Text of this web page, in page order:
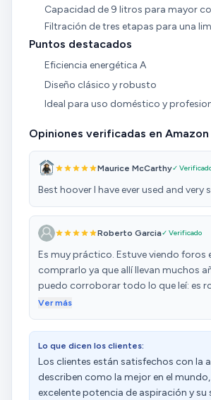
Capacidad de 9 litros para mayor
Filtración de tres etapas para una
Puntos destacados
Eficiencia energética A
Diseño clásico y robusto
Ideal para uso doméstico y
Opiniones verificadas en Amazon
Maurice McCarthy✓
Best hoover I have ever used and very
Roberto Garcia✓ Verificado
Es muy práctico. Estuve viendo foros
comprarlo ya que allí llevan muchos
puedo corroborar todo lo que leí: es
silencioso, práctico con su cable tan
años viendo en aeropuertos el
y por algo será. Lo que más valoro es
bolsa, es genial si tienes mascota, en
pelo tienes que pasarlo cada día y
anterior tenía que cambiar la bolsa
Ver más
Lo que dicen los clientes:
Los clientes están satisfechos con la
describen como la mejor en el
excelente potencia de aspiración y su